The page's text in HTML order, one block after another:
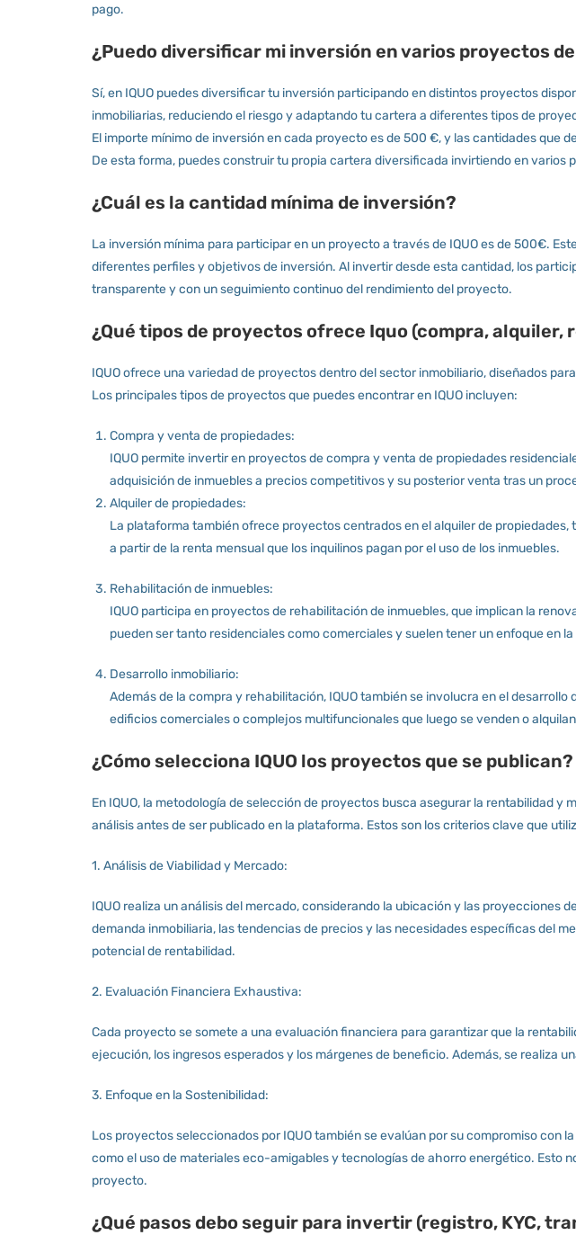
pago.
¿Puedo diversificar mi inversión en varios proyectos
Sí, en IQUO puedes diversificar tu inversión participando en distintos proyectos
inmobiliarias, reduciendo el riesgo y adaptando tu cartera a diferentes tipos de
El importe mínimo de inversión en cada proyecto es de 500 €, y las cantidades
De esta forma, puedes construir tu propia cartera diversificada invirtiendo en
¿Cuál es la cantidad mínima de inversión?
La inversión mínima para participar en un proyecto a través de IQUO es de 500€.
diferentes perfiles y objetivos de inversión. Al invertir desde esta cantidad, los
transparente y con un seguimiento continuo del rendimiento del proyecto.
¿Qué tipos de proyectos ofrece Iquo (compra,
IQUO ofrece una variedad de proyectos dentro del sector inmobiliario, diseñados
Los principales tipos de proyectos que puedes encontrar en IQUO incluyen:
Compra y venta de propiedades:
IQUO permite invertir en proyectos de compra y venta de propiedades
adquisición de inmuebles a precios competitivos y su posterior venta tras un
Alquiler de propiedades:
La plataforma también ofrece proyectos centrados en el alquiler de
a partir de la renta mensual que los inquilinos pagan por el uso de los inmuebles.
Rehabilitación de inmuebles:
IQUO participa en proyectos de rehabilitación de inmuebles, que implican la
pueden ser tanto residenciales como comerciales y suelen tener un enfoque en
Desarrollo inmobiliario:
Además de la compra y rehabilitación, IQUO también se involucra en el
edificios comerciales o complejos multifuncionales que luego se venden o
¿Cómo selecciona IQUO los proyectos que se publican?
En IQUO, la metodología de selección de proyectos busca asegurar la rentabilidad
análisis antes de ser publicado en la plataforma. Estos son los criterios clave que
1. Análisis de Viabilidad y Mercado:
IQUO realiza un análisis del mercado, considerando la ubicación y las
demanda inmobiliaria, las tendencias de precios y las necesidades específicas del
potencial de rentabilidad.
2. Evaluación Financiera Exhaustiva:
Cada proyecto se somete a una evaluación financiera para garantizar que la
ejecución, los ingresos esperados y los márgenes de beneficio. Además, se realiza
3. Enfoque en la Sostenibilidad:
Los proyectos seleccionados por IQUO también se evalúan por su compromiso
como el uso de materiales eco-amigables y tecnologías de ahorro energético. Esto
proyecto.
¿Qué pasos debo seguir para invertir (registro, KYC,